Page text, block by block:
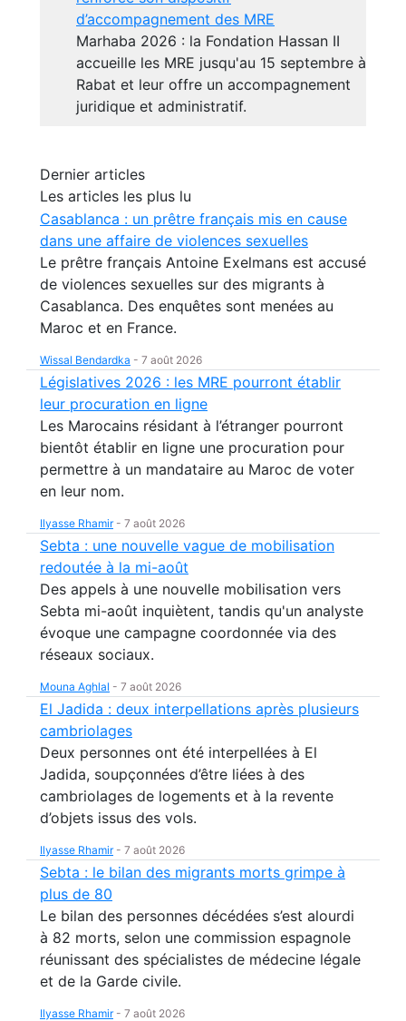
d’accompagnement des MRE
Marhaba 2026 : la Fondation Hassan II
accueille les MRE jusqu'au 15 septembre à
Rabat et leur offre un accompagnement
juridique et administratif.
Dernier articles
Les articles les plus lu
Casablanca : un prêtre français mis en cause
dans une affaire de violences sexuelles
Le prêtre français Antoine Exelmans est accusé
de violences sexuelles sur des migrants à
Casablanca. Des enquêtes sont menées au
Maroc et en France.
Wissal Bendardka - 7 août 2026
Législatives 2026 : les MRE pourront établir
leur procuration en ligne
Les Marocains résidant à l’étranger pourront
bientôt établir en ligne une procuration pour
permettre à un mandataire au Maroc de voter
en leur nom.
Ilyasse Rhamir- 7 août 2026
Sebta : une nouvelle vague de mobilisation
redoutée à la mi-août
Des appels à une nouvelle mobilisation vers
Sebta mi-août inquiètent, tandis qu'un analyste
évoque une campagne coordonnée via des
réseaux sociaux.
Mouna Aghlal - 7 août 2026
El Jadida : deux interpellations après plusieurs
cambriolages
Deux personnes ont été interpellées à El
Jadida, soupçonnées d’être liées à des
cambriolages de logements et à la revente
d’objets issus des vols.
Ilyasse Rhamir- 7 août 2026
Sebta : le bilan des migrants morts grimpe à
plus de 80
Le bilan des personnes décédées s’est alourdi
à 82 morts, selon une commission espagnole
réunissant des spécialistes de médecine légale
et de la Garde civile.
Ilyasse Rhamir- 7 août 2026